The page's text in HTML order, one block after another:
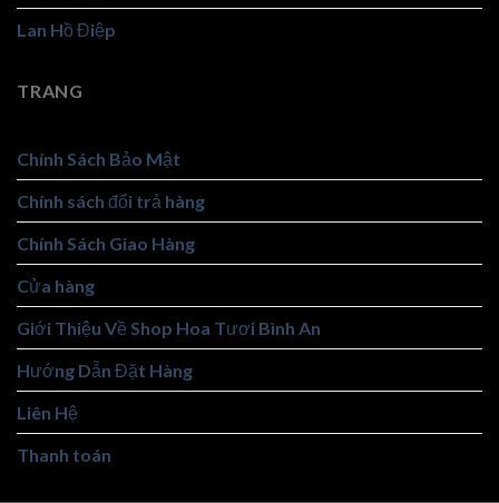
Lan Hồ Điệp
TRANG
Chính Sách Bảo Mật
Chính sách đổi trả hàng
Chính Sách Giao Hàng
Cửa hàng
Giới Thiệu Về Shop Hoa Tươi Bình An
Hướng Dẫn Đặt Hàng
Liên Hệ
Thanh toán